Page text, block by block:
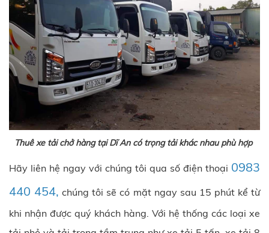
Thuê xe tải chở hàng tại Dĩ An có trọng tải khác nhau phù hợp
Hãy liên hệ ngay với chúng tôi qua số điện thoại 0983
440 454, chúng tôi sẽ có mặt ngay sau 15 phút kể từ
khi nhận được quý khách hàng. Với hệ thống các loại xe